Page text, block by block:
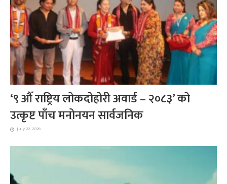
‘९ औँ राष्ट्रिय लोकदोहोरी अवार्ड – २०८३’ को
उत्कृष्ट पाँच मनोनयन सार्वजनिक
July 22, 2026